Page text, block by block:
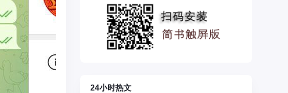
24小时热文